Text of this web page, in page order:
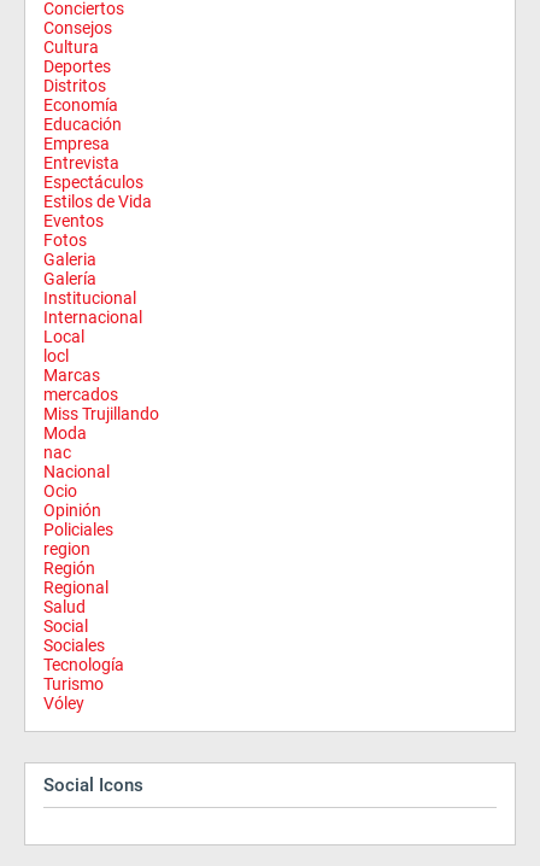
Conciertos
Consejos
Cultura
Deportes
Distritos
Economía
Educación
Empresa
Entrevista
Espectáculos
Estilos de Vida
Eventos
Fotos
Galeria
Galería
Institucional
Internacional
Local
locl
Marcas
mercados
Miss Trujillando
Moda
nac
Nacional
Ocio
Opinión
Policiales
region
Región
Regional
Salud
Social
Sociales
Tecnología
Turismo
Vóley
Social Icons